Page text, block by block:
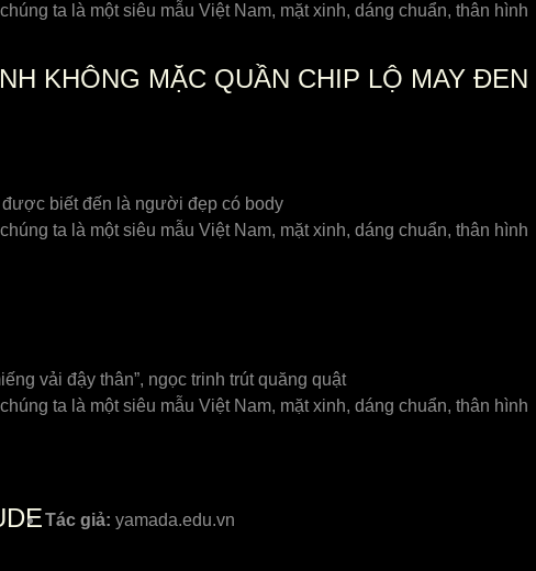
ta là một siêu mẫu Việt Nam, mặt xinh, dáng chuẩn, thân hình
KHÔNG MẶC QUẦN CHIP LỘ MAY ĐEN
được biết đến là người đẹp có body
ta là một siêu mẫu Việt Nam, mặt xinh, dáng chuẩn, thân hình
vải đậy thân”, ngọc trinh trút quăng quật
ta là một siêu mẫu Việt Nam, mặt xinh, dáng chuẩn, thân hình
Tác giả: yamada.edu.vn